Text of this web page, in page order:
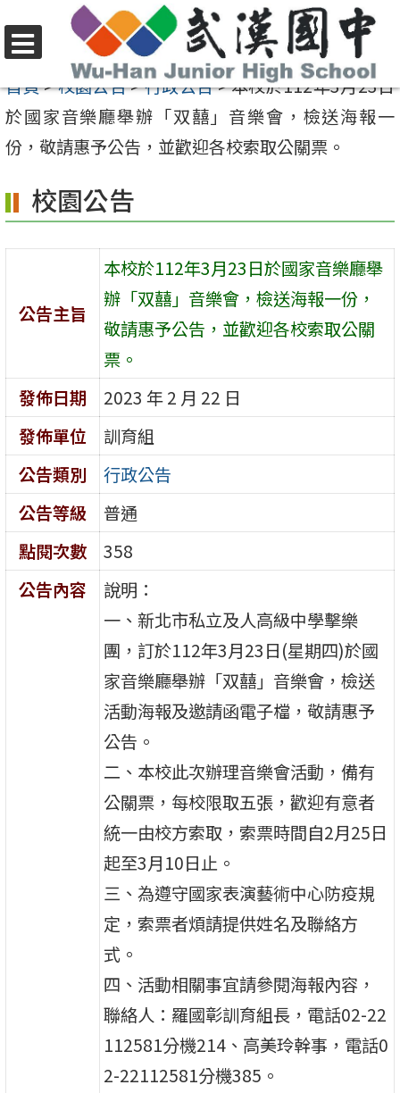
至
要
內
區
選
單
首頁>校園公告>行政公告>本校於112年3月23日
於國家音樂廳舉辦「双囍」音樂會，檢送海報一
份，敬請惠予公告，並歡迎各校索取公關票。
校園公告
公告主旨
本校於112年3月23日於國家音樂廳舉
辦「双囍」音樂會，檢送海報一份，
敬請惠予公告，並歡迎各校索取公關
票。
發佈日期
2023 年 2 月 22 日
發佈單位
訓育組
公告類別
行政公告
公告等級
普通
點閱次數
358
公告內容
說明：
一、新北市私立及人高級中學擊樂
團，訂於112年3月23日(星期四)於國
家音樂廳舉辦「双囍」音樂會，檢送
活動海報及邀請函電子檔，敬請惠予
公告。
二、本校此次辦理音樂會活動，備有
公關票，每校限取五張，歡迎有意者
統一由校方索取，索票時間自2月25日
起至3月10日止。
三、為遵守國家表演藝術中心防疫規
定，索票者煩請提供姓名及聯絡方
式。
四、活動相關事宜請參閱海報內容，
聯絡人：羅國彰訓育組長，電話02-22
112581分機214、高美玲幹事，電話0
2-22112581分機385。